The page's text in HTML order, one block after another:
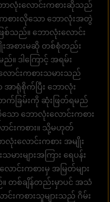
ာလုံးလောင်းကစားဆိုသည်
းကစားလိုသော ဘောလုံးအတွဲ
စ်သည်။ ဘောလုံးလောင်း
းအစားမဆို တစ်စုံတည်း
။ ဒါကြောင့် အရမ်း
ောင်းကစားသမားသည်
ာရုံစိုက်ပြီး ဘောလုံး
ခြမ်းကို ဆုံးဖြတ်ရမည်
ာ ဘောလုံးလောင်းကစား
င်းကစား။ သို့မဟုတ်
းလောင်းကစား အမျိုး
ားများအကြား ရေပန်း
ာင်းကစားမှ အမြတ်များ
တစ်ချိန်တည်းမှာပင် အသံ
င်းကစားသူများသည် ဂိမ်း